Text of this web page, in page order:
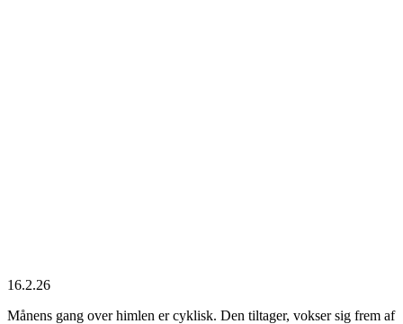
16.2.26
Månens gang over himlen er cyklisk. Den tiltager, vokser sig frem af